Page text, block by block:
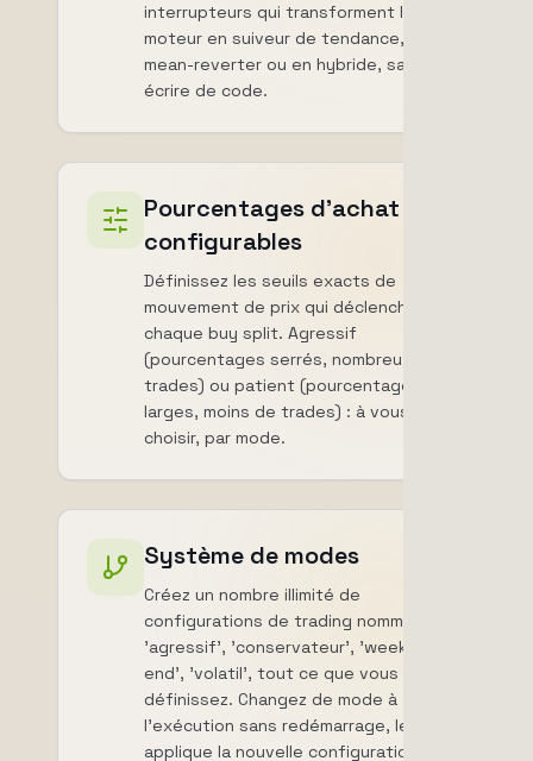
interrupteurs qui transforment le
moteur en suiveur de tendance, en
mean-reverter ou en hybride, sans
écrire de code.
Pourcentages d'achat
configurables
Définissez les seuils exacts de
mouvement de prix qui déclenchent
chaque buy split. Agressif
(pourcentages serrés, nombreux
trades) ou patient (pourcentages
larges, moins de trades) : à vous de
choisir, par mode.
Système de modes
Créez un nombre illimité de
configurations de trading nommées :
'agressif', 'conservateur', 'week-
end', 'volatil', tout ce que vous
définissez. Changez de mode à
l'exécution sans redémarrage, le bot
applique la nouvelle configuration en